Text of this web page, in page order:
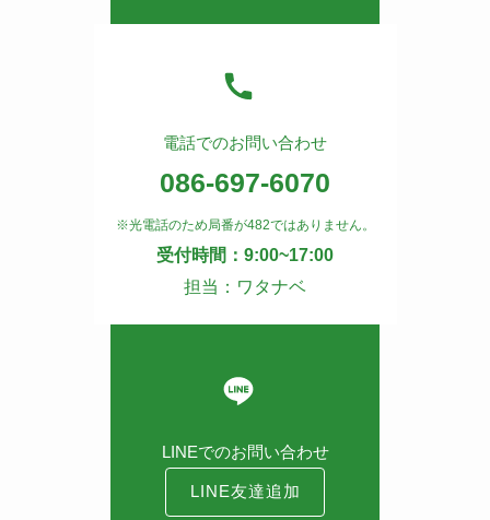
電話でのお問い合わせ
086-697-6070
※光電話のため局番が482ではありません。
受付時間：9:00~17:00
担当：ワタナベ
LINEでのお問い合わせ
LINE友達追加